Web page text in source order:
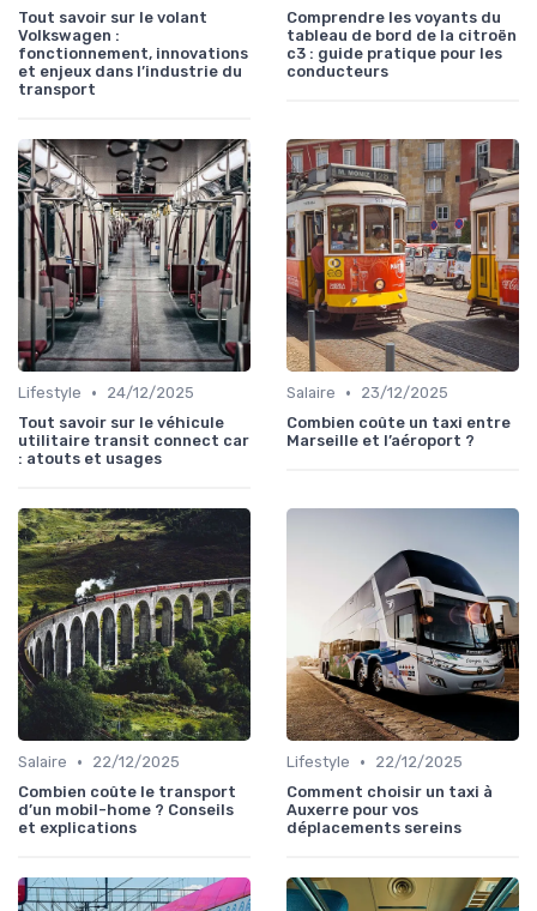
Tout savoir sur le volant
Volkswagen :
fonctionnement, innovations
et enjeux dans l’industrie du
transport
Comprendre les voyants du
tableau de bord de la citroën
c3 : guide pratique pour les
conducteurs
Lifestyle •
24/12/2025
Tout savoir sur le véhicule
utilitaire transit connect car
: atouts et usages
Salaire •
23/12/2025
Combien coûte un taxi entre
Marseille et l’aéroport ?
Salaire •
22/12/2025
Combien coûte le transport
d’un mobil-home ? Conseils
et explications
Lifestyle •
22/12/2025
Comment choisir un taxi à
Auxerre pour vos
déplacements sereins